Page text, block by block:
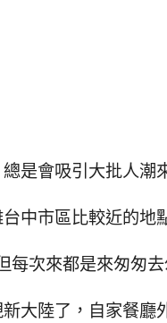
總是會吸引大批人潮
中市區比較近的地
每次來都是來匆匆
大陸了，自家餐廳